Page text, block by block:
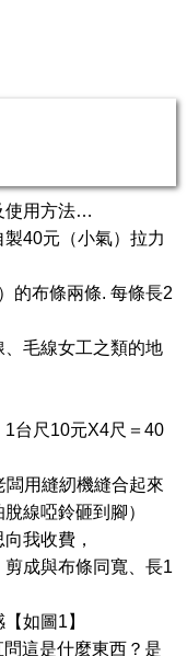
使用方法…
40元（小氣）拉力
的布條兩條. 每條長2
、毛線女工之類的地
台尺10元X4尺＝40
用縫紉機縫合起來
線啞鈴砸到腳）
我收費，
成與布條同寬、長1
如圖1】
這是什麼東西？是